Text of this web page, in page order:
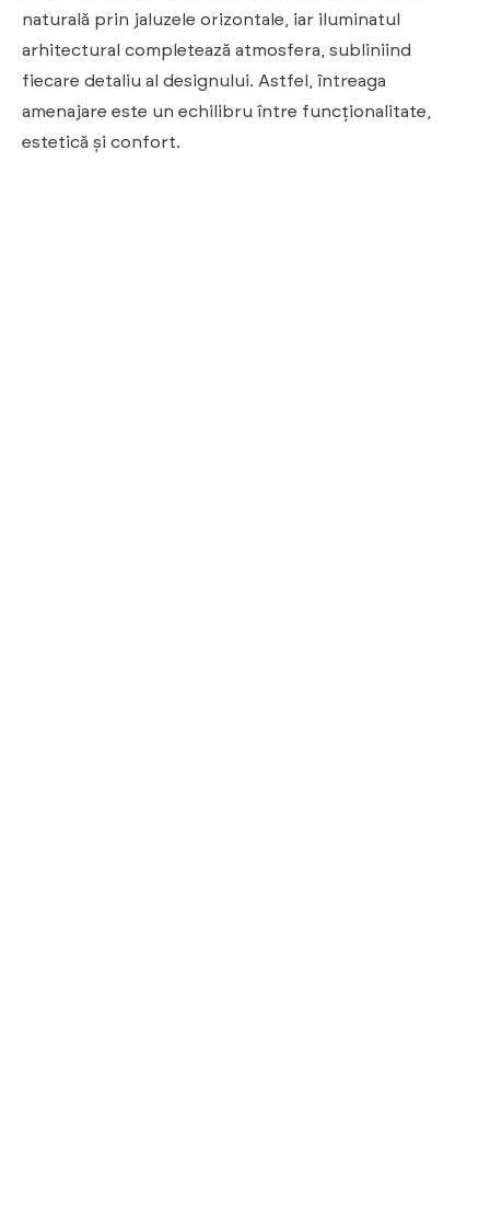
naturală prin jaluzele orizontale, iar iluminatul
arhitectural completează atmosfera, subliniind
fiecare detaliu al designului. Astfel, întreaga
amenajare este un echilibru între funcționalitate,
estetică și confort.